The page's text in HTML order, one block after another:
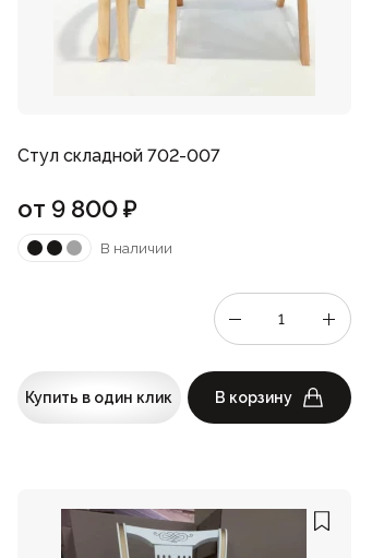
Стул складной 702-007
от 9 800₽
В наличии
Купить в один клик В корзину